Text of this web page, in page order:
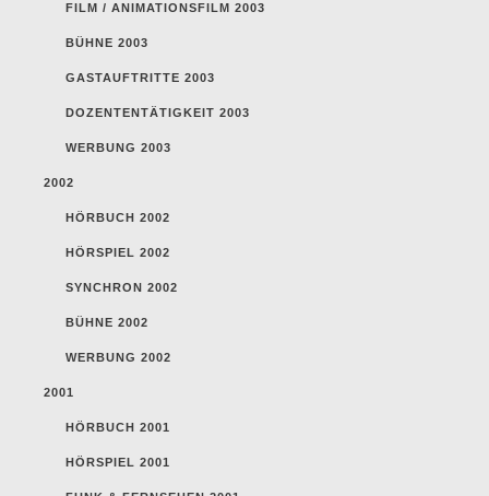
FILM / ANIMATIONSFILM 2003
BÜHNE 2003
GASTAUFTRITTE 2003
DOZENTENTÄTIGKEIT 2003
WERBUNG 2003
2002
HÖRBUCH 2002
HÖRSPIEL 2002
SYNCHRON 2002
BÜHNE 2002
WERBUNG 2002
2001
HÖRBUCH 2001
HÖRSPIEL 2001